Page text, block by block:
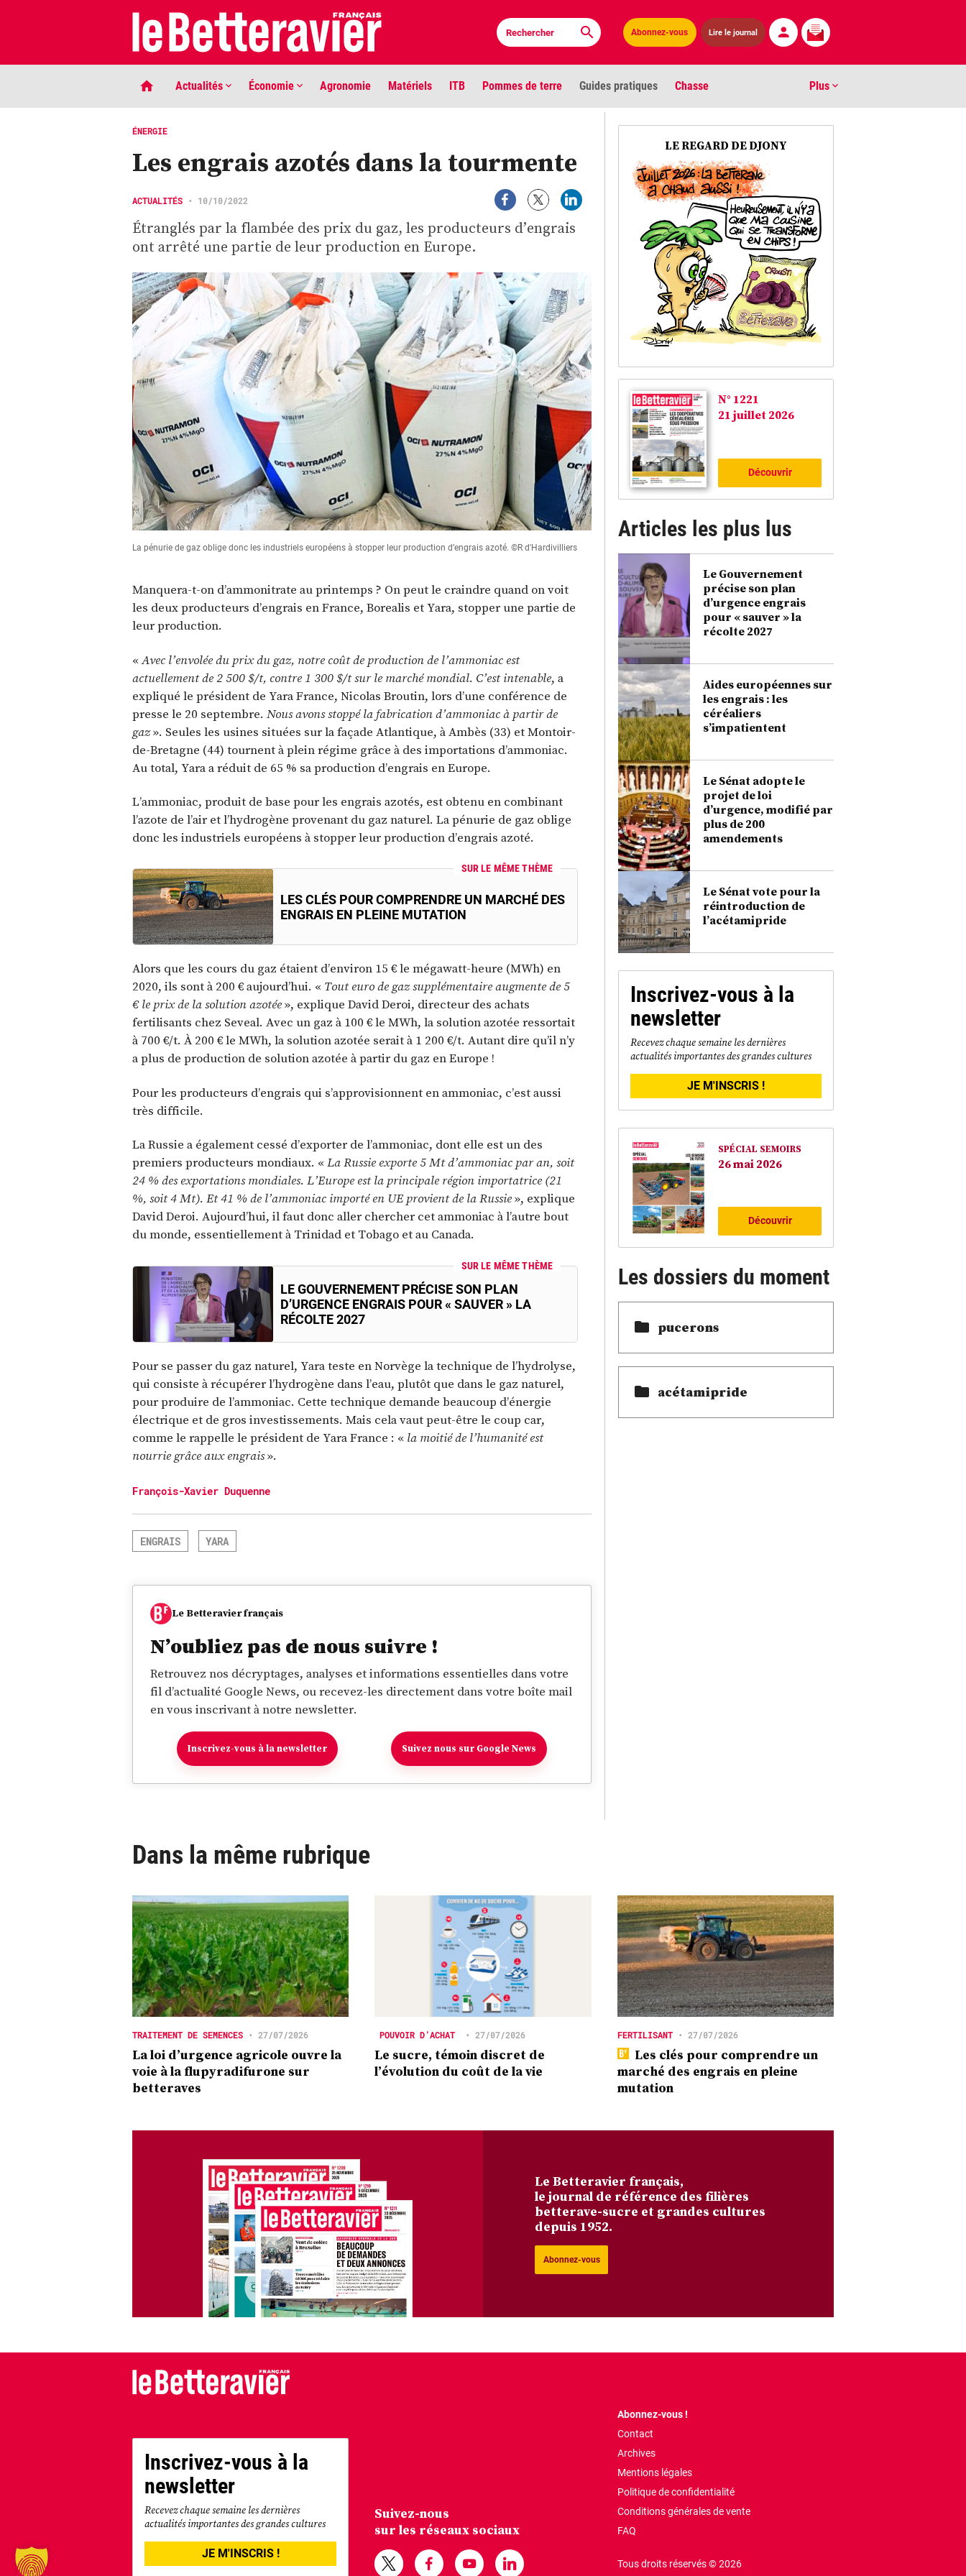
Abonnez-vous Lire le journal
Actualités Économie Agronomie Matériels ITB Pommes de terre Guides pratiques Chasse Plus
Phaco quand tu nous tiens … Les louvetiers devant le Parlement
PLUS
Anciens numéros
Biocarburants
Environnement
Vidéos
Contact
ÉNERGIE
Les engrais azotés dans la tourmente
ACTUALITÉS • 10/10/2022
Étranglés par la flambée des prix du gaz, les producteurs d’engrais
ont arrêté une partie de leur production en Europe.
La pénurie de gaz oblige donc les industriels européens à stopper leur production d’engrais azoté. ©R d'Hardivilliers
Manquera-t-on d’ammonitrate au printemps ? On peut le craindre quand on voit
les deux producteurs d’engrais en France, Borealis et Yara, stopper une partie de
leur production.
«Avec l’envolée du prix du gaz, notre coût de production de l’ammoniac est
actuellement de 2 500 $/t, contre 1 300 $/t sur le marché mondial. C’est intenable, a
expliqué le président de Yara France, Nicolas Broutin, lors d’une conférence de
presse le 20 septembre. Nous avons stoppé la fabrication d’ammoniac à partir de
gaz». Seules les usines situées sur la façade Atlantique, à Ambès (33) et Montoir-
de-Bretagne (44) tournent à plein régime grâce à des importations d’ammoniac.
Au total, Yara a réduit de 65 % sa production d’engrais en Europe.
L’ammoniac, produit de base pour les engrais azotés, est obtenu en combinant
l’azote de l’air et l’hydrogène provenant du gaz naturel. La pénurie de gaz oblige
donc les industriels européens à stopper leur production d’engrais azoté.
SUR LE MÊME THÈME
LES CLÉS POUR COMPRENDRE UN MARCHÉ DES
ENGRAIS EN PLEINE MUTATION
Alors que les cours du gaz étaient d’environ 15 € le mégawatt-heure (MWh) en
2020, ils sont à 200 € aujourd’hui. « Tout euro de gaz supplémentaire augmente de 5
€ le prix de la solution azotée», explique David Deroi, directeur des achats
fertilisants chez Seveal. Avec un gaz à 100 € le MWh, la solution azotée ressortait
à 700 €/t. À 200 € le MWh, la solution azotée serait à 1 200 €/t. Autant dire qu’il n’y
a plus de production de solution azotée à partir du gaz en Europe !
Pour les producteurs d’engrais qui s’approvisionnent en ammoniac, c’est aussi
très difficile.
La Russie a également cessé d’exporter de l’ammoniac, dont elle est un des
premiers producteurs mondiaux. «La Russie exporte 5 Mt d’ammoniac par an, soit
24 % des exportations mondiales. L’Europe est la principale région importatrice (21
%, soit 4 Mt). Et 41 % de l’ammoniac importé en UE provient de la Russie», explique
David Deroi. Aujourd’hui, il faut donc aller chercher cet ammoniac à l’autre bout
du monde, essentiellement à Trinidad et Tobago et au Canada.
SUR LE MÊME THÈME
LE GOUVERNEMENT PRÉCISE SON PLAN
D’URGENCE ENGRAIS POUR « SAUVER » LA
RÉCOLTE 2027
Pour se passer du gaz naturel, Yara teste en Norvège la technique de l’hydrolyse,
qui consiste à récupérer l’hydrogène dans l’eau, plutôt que dans le gaz naturel,
pour produire de l’ammoniac. Cette technique demande beaucoup d’énergie
électrique et de gros investissements. Mais cela vaut peut-être le coup car,
comme le rappelle le président de Yara France : « la moitié de l’humanité est
nourrie grâce aux engrais».
François-Xavier Duquenne
ENGRAIS YARA
Le Betteravier français
N’oubliez pas de nous suivre !
Retrouvez nos décryptages, analyses et informations essentielles dans votre
fil d’actualité Google News, ou recevez-les directement dans votre boîte mail
en vous inscrivant à notre newsletter.
Inscrivez-vous à la newsletter Suivez nous sur Google News
LE REGARD DE DJONY
N° 1221
21 juillet 2026
Découvrir
Articles les plus lus
Le Gouvernement
précise son plan
d’urgence engrais
pour « sauver » la
récolte 2027
Aides européennes sur
les engrais : les
céréaliers
s’impatientent
Le Sénat adopte le
projet de loi
d’urgence, modifié par
plus de 200
amendements
Le Sénat vote pour la
réintroduction de
l’acétamipride
Inscrivez-vous à la
newsletter
Recevez chaque semaine les dernières
actualités importantes des grandes cultures
JE M'INSCRIS !
SPÉCIAL SEMOIRS
26 mai 2026
Découvrir
Les dossiers du moment
pucerons
acétamipride
Dans la même rubrique
TRAITEMENT DE SEMENCES • 27/07/2026
La loi d’urgence agricole ouvre la
voie à la flupyradifurone sur
betteraves
POUVOIR D’ACHAT • 27/07/2026
Le sucre, témoin discret de
l’évolution du coût de la vie
FERTILISANT • 27/07/2026
Les clés pour comprendre un
marché des engrais en pleine
mutation
Le Betteravier français,
le journal de référence des filières
betterave-sucre et grandes cultures
depuis 1952.
Abonnez-vous
Inscrivez-vous à la
newsletter
Recevez chaque semaine les dernières
actualités importantes des grandes cultures
JE M'INSCRIS !
Suivez-nous
sur les réseaux sociaux
Abonnez-vous !
Contact
Archives
Mentions légales
Politique de confidentialité
Conditions générales de vente
FAQ
Tous droits réservés © 2026